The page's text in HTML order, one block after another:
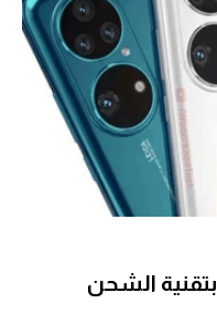
هواوي تدعم هاتف P50 4G بتقنية الشحن